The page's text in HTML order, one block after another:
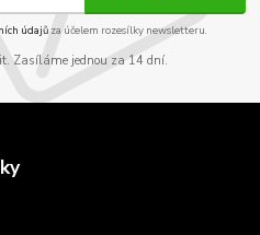
údajůza účelem rozesílky newsletteru.
Zasíláme jednou za 14 dní.